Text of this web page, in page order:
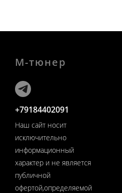
М-тюнер
+79184402091
Наш сайт носит
исключительно
информационный
характер и не является
публичной
офертой,определяемой